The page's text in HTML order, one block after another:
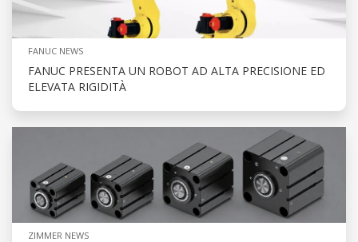
FANUC NEWS
FANUC PRESENTA UN ROBOT AD ALTA PRECISIONE ED
ELEVATA RIGIDITÀ
ZIMMER NEWS